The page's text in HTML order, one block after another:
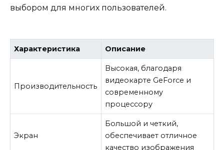
выбором для многих пользователей.
Характеристика Описание
Производительность
Высокая, благодаря
видеокарте GeForce и
современному
процессору
Экран
Большой и четкий,
обеспечивает отличное
качество изображения